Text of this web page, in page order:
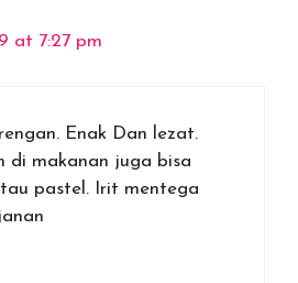
at 7:27 pm
Enak Dan lezat.
di makanan juga bisa
pastel. Irit mentega